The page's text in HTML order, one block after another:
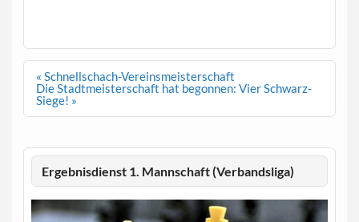
Beitragsnavigation
« Schnellschach-Vereinsmeisterschaft
Die Stadtmeisterschaft hat begonnen: Vier Schwarz-
Siege! »
Ergebnisdienst 1. Mannschaft (Verbandsliga)